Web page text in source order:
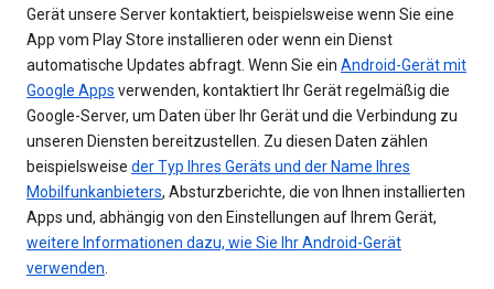
Gerät unsere Server kontaktiert, beispielsweise wenn Sie eine
App vom Play Store installieren oder wenn ein Dienst
automatische Updates abfragt. Wenn Sie ein Android-Gerät mit
Google Apps verwenden, kontaktiert Ihr Gerät regelmäßig die
Google-Server, um Daten über Ihr Gerät und die Verbindung zu
unseren Diensten bereitzustellen. Zu diesen Daten zählen
beispielsweise der Typ Ihres Geräts und der Name Ihres
Mobilfunkanbieters, Absturzberichte, die von Ihnen installierten
Apps und, abhängig von den Einstellungen auf Ihrem Gerät,
weitere Informationen dazu, wie Sie Ihr Android-Gerät
verwenden.